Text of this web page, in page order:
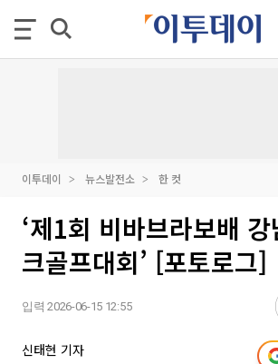
이투데이 뉴스발전소 한 컷
‘제1회 비바브라보배
크골프대회’ [포토로그]
입력 2026-06-15 12:55
신태현 기자